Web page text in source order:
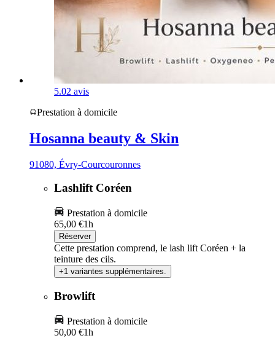
5.02 avis
Prestation à domicile
Hosanna beauty & Skin
91080, Évry-Courcouronnes
Lashlift Coréen
Prestation à domicile
65,00 €1h
Réserver
Cette prestation comprend, le lash lift Coréen + la
teinture des cils.
+1 variantes supplémentaires.
Browlift
Prestation à domicile
50,00 €1h